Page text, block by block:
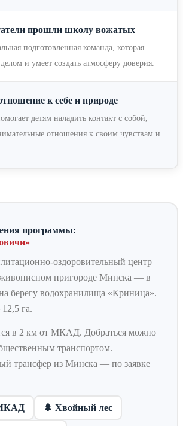
прошли школу вожатых
подготовленная команда, которая
и умеет создать атмосферу доверия.
к себе и природе
детям наладить контакт с собой,
отношения к своим чувствам и
программы:
оздоровительный центр
пригороде Минска — в
берегу водохранилища «Криница».
га.
в 2 км от МКАД. Добраться можно
транспортом.
трансфер из Минска — по заявке
🌲 Хвойный лес